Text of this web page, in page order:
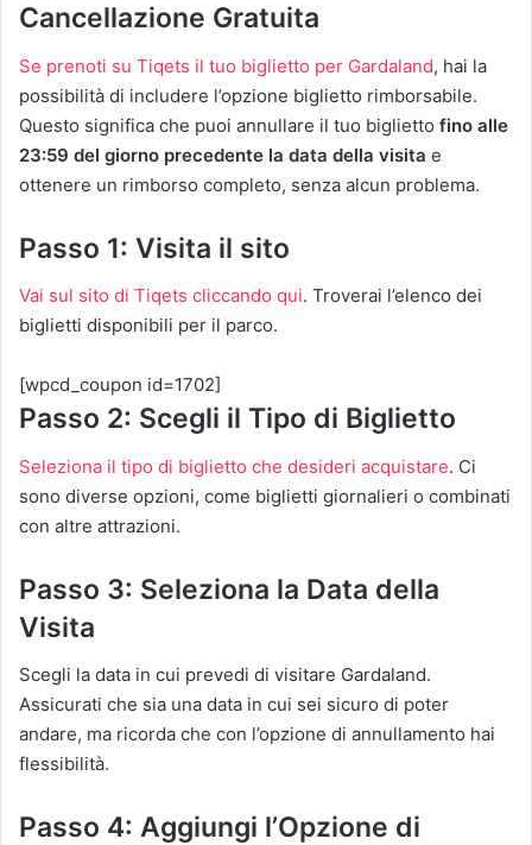
Cancellazione Gratuita
Se prenoti su Tiqets il tuo biglietto per Gardaland, hai la
possibilità di includere l’opzione biglietto rimborsabile.
Questo significa che puoi annullare il tuo biglietto fino alle
23:59 del giorno precedente la data della visita e
ottenere un rimborso completo, senza alcun problema.
Passo 1: Visita il sito
Vai sul sito di Tiqets cliccando qui. Troverai l’elenco dei
biglietti disponibili per il parco.
[wpcd_coupon id=1702]
Passo 2: Scegli il Tipo di Biglietto
Seleziona il tipo di biglietto che desideri acquistare. Ci
sono diverse opzioni, come biglietti giornalieri o combinati
con altre attrazioni.
Passo 3: Seleziona la Data della
Visita
Scegli la data in cui prevedi di visitare Gardaland.
Assicurati che sia una data in cui sei sicuro di poter
andare, ma ricorda che con l’opzione di annullamento hai
flessibilità.
Passo 4: Aggiungi l’Opzione di